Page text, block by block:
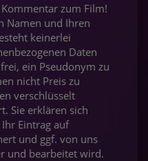
zum Film!
Namen und Ihren
keinerlei
Daten
ein Pseudonym zu
nicht Preis zu
verschlüsselt
Sie erklären sich
Eintrag auf
und ggf. von uns
und bearbeitet wird.